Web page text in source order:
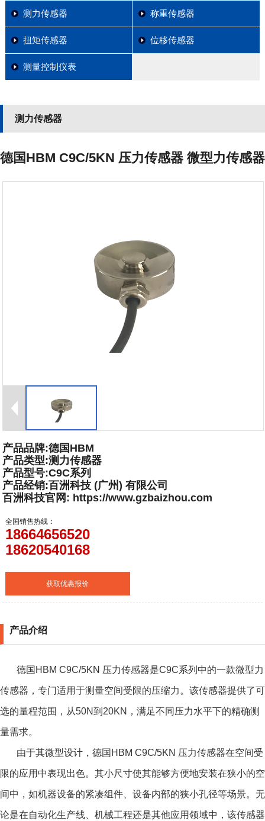
测力传感器 称重传感器
扭矩传感器 位移传感器
测量控制仪表
测力传感器
德国HBM C9C/5KN 压力传感器 微型力传感器
产品品牌:德国HBM
产品类型:测力传感器
产品型号:C9C系列
产品经销:百洲科技 (广州) 有限公司
百洲科技官网: https://www.gzbaizhou.com
全国销售热线：
18664656520
18620540168
获取优惠报价
产品介绍
德国HBM C9C/5KN 压力传感器是C9C系列中的一款微型力
传感器，专门适用于测量空间受限的压缩力。该传感器提供了可
选的量程范围，从50N到20KN，满足不同压力水平下的精确测
量需求。
由于其微型设计， 德国HBM C9C/5KN 压力传感器在空间受
限的应用中表现出色。其小尺寸使其能够方便地安装在狭小的空
间中，如机器设备的紧凑组件、设备内部的狭小孔径等场景。无
论是在自动化生产线、机械工程还是其他应用领域中，该传感器